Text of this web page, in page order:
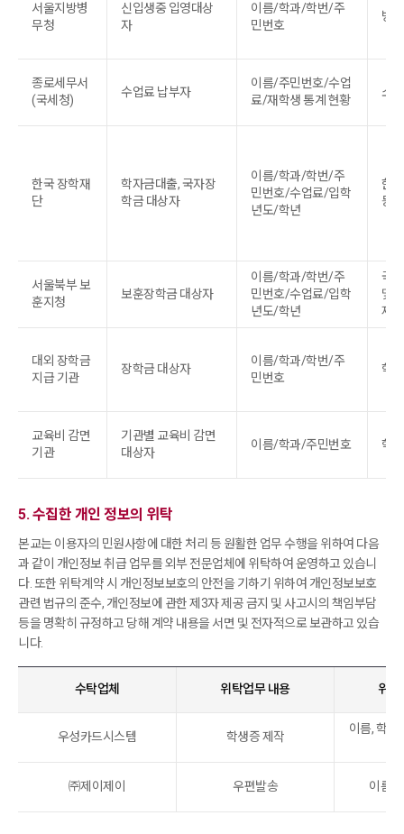
서울지방병
무청
신입생중 입영대상
자
이름/학과/학번/주
민번호
병
종로세무서
(국세청)
수업료 납부자
이름/주민번호/수업
료/재학생 통계 현황
소
한국 장학재
단
학자금대출, 국자장
학금 대상자
이름/학과/학번/주
민번호/수업료/입학
년도/학년
한
등
서울북부 보
훈지청
보훈장학금 대상자
이름/학과/학번/주
민번호/수업료/입학
년도/학년
국
및
제
대외 장학금
지급 기관
장학금 대상자
이름/학과/학번/주
민번호
학칙
교육비 감면
기관
기관별 교육비 감면
대상자
이름/학과/주민번호 학칙
5. 수집한 개인 정보의 위탁
본교는 이용자의 민원사항에 대한 처리 등 원활한 업무 수행을 위하여 다음
과 같이 개인정보 취급 업무를 외부 전문업체에 위탁하여 운영하고 있습니
다. 또한 위탁계약 시 개인정보보호의 안전을 기하기 위하여 개인정보보호
관련 법규의 준수, 개인정보에 관한 제3자 제공 금지 및 사고시의 책임부담
등을 명확히 규정하고 당해 계약 내용을 서면 및 전자적으로 보관하고 있습
니다.
수탁업체 위탁업무 내용 위탁
우성카드시스템 학생증 제작
이름, 학과
㈜제이제이 우편발송 이름,